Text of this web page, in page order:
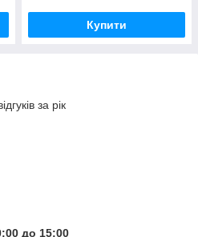
Купити
за рік
до 15:00